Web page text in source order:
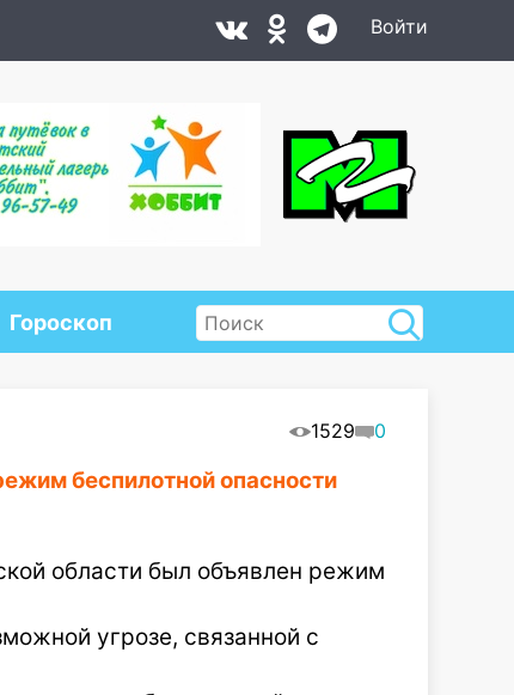
Войти
Гороскоп
1529 0
беспилотной опасности
области был объявлен режим
угрозе, связанной с